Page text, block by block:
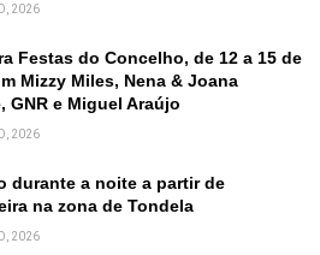
2026
Festas do Concelho, de 12 a 15 de
Mizzy Miles, Nena & Joana
GNR e Miguel Araújo
2026
durante a noite a partir de
na zona de Tondela
2026